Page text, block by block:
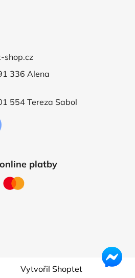
shop.cz
336 Alena
554 Tereza Sabol
platby
Vytvořil Shoptet